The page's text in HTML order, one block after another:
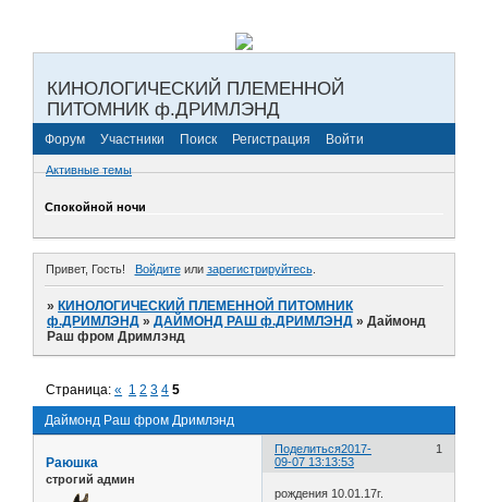
КИНОЛОГИЧЕСКИЙ ПЛЕМЕННОЙ
ПИТОМНИК ф.ДРИМЛЭНД
Форум Участники Поиск Регистрация Войти
Активные темы
Спокойной ночи
Привет, Гость! Войдитеили зарегистрируйтесь.
» КИНОЛОГИЧЕСКИЙ ПЛЕМЕННОЙ ПИТОМНИК
ф.ДРИМЛЭНД »ДАЙМОНД РАШ ф.ДРИМЛЭНД »Даймонд
Раш фром Дримлэнд
Даймонд Раш фром Дримлэнд
Страница:« 1 2 3 4 5
Поделиться 1
2017-
09-07 13:13:53
Раюшка
строгий админ
рождения 10.01.17г.